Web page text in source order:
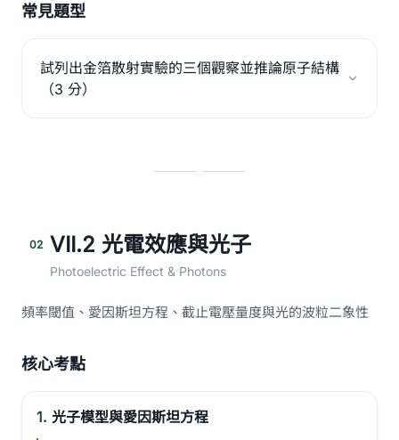
常見題型
試列出金箔散射實驗的三個觀察並推論原子結構
（3 分）
02 VII.2 光電效應與光子
Photoelectric Effect & Photons
頻率閾值、愛因斯坦方程、截止電壓量度與光的波粒二象性
核心考點
1. 光子模型與愛因斯坦方程